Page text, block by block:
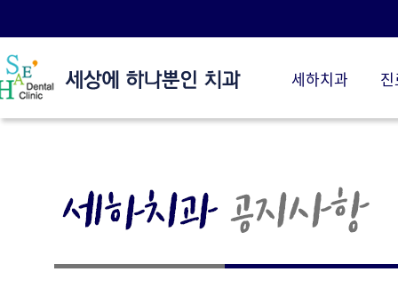
세하치과
세하스토리
세하 둘러보기
전악 임플란트
보험 임플란트
치료후기